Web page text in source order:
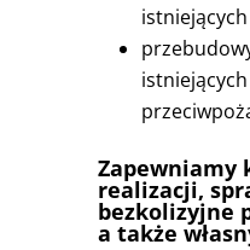
realizacji,
bezkolizyjne
a także